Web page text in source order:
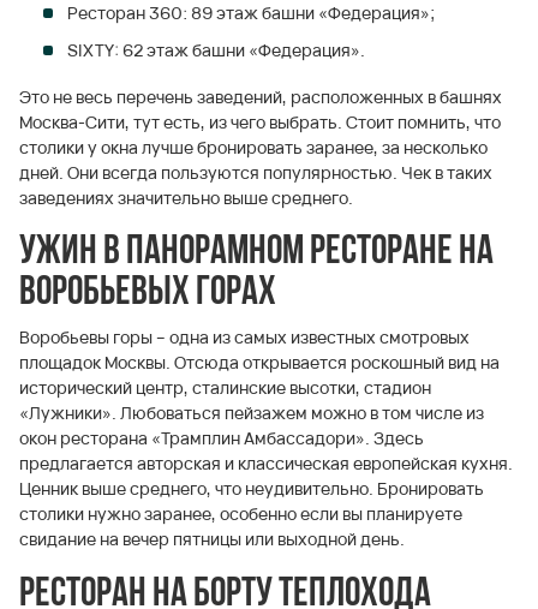
Ресторан 360: 89 этаж башни «Федерация»;
SIXTY: 62 этаж башни «Федерация».
Это не весь перечень заведений, расположенных в башнях
Москва-Сити, тут есть, из чего выбрать. Стоит помнить, что
столики у окна лучше бронировать заранее, за несколько
дней. Они всегда пользуются популярностью. Чек в таких
заведениях значительно выше среднего.
Ужин в панорамном ресторане на
Воробьевых горах
Воробьевы горы – одна из самых известных смотровых
площадок Москвы. Отсюда открывается роскошный вид на
исторический центр, сталинские высотки, стадион
«Лужники». Любоваться пейзажем можно в том числе из
окон ресторана «Трамплин Амбассадори». Здесь
предлагается авторская и классическая европейская кухня.
Ценник выше среднего, что неудивительно. Бронировать
столики нужно заранее, особенно если вы планируете
свидание на вечер пятницы или выходной день.
Ресторан на борту теплохода